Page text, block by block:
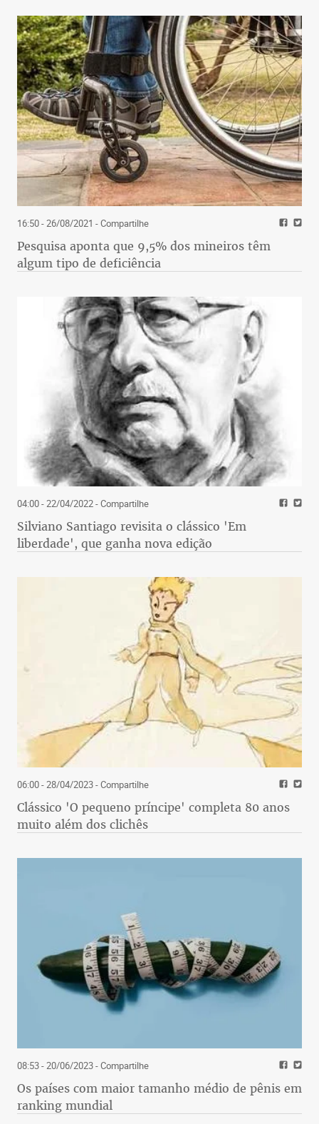
16:50 - 26/08/2021 - Compartilhe
Pesquisa aponta que 9,5% dos mineiros têm
algum tipo de deficiência
04:00 - 22/04/2022- Compartilhe
Silviano Santiago revisita o clássico 'Em
liberdade', que ganha nova edição
06:00 - 28/04/2023- Compartilhe
Clássico 'O pequeno príncipe' completa 80 anos
muito além dos clichês
08:53 - 20/06/2023- Compartilhe
Os países com maior tamanho médio de pênis em
ranking mundial